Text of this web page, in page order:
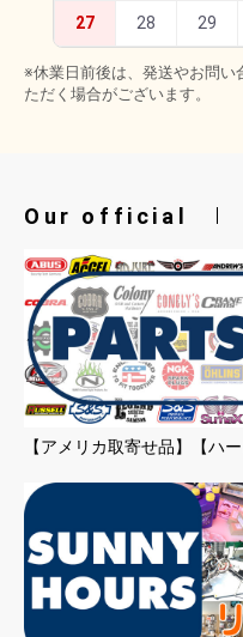
27 28 29
※休業日前後は、発送やお問い
ただく場合がございます。
Our official
【アメリカ取寄せ品】【ハ